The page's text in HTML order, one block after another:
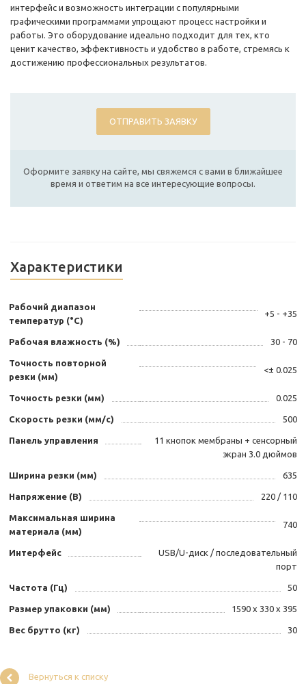
интерфейс и возможность интеграции с популярными
графическими программами упрощают процесс настройки и
работы. Это оборудование идеально подходит для тех, кто
ценит качество, эффективность и удобство в работе, стремясь к
достижению профессиональных результатов.
ОТПРАВИТЬ ЗАЯВКУ
Оформите заявку на сайте, мы свяжемся с вами в ближайшее
время и ответим на все интересующие вопросы.
Характеристики
Рабочий диапазон
температур (°С)
+5 - +35
Рабочая влажность (%) 30 - 70
Точность повторной
резки (мм)
<± 0.025
Точность резки (мм) 0.025
Скорость резки (мм/с) 500
Панель управления
11 кнопок мембраны + сенсорный
экран 3.0 дюймов
Ширина резки (мм) 635
Напряжение (В) 220 / 110
Максимальная ширина
материала (мм)
740
Интерфейс
USB/U-диск / последовательный
порт
Частота (Гц) 50
Размер упаковки (мм) 1590 х 330 х 395
Вес брутто (кг) 30
Вернуться к списку